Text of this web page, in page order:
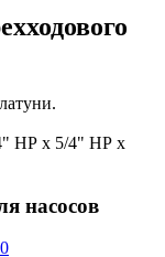
НР х 5/4" НР х
насосов